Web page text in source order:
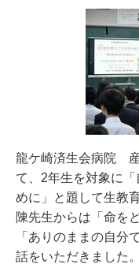
龍ケ崎済生会病院
て、2年生を対象に
めに」と題して生教
陳先生からは「命を
「ありのままの自分
話をいただきました。